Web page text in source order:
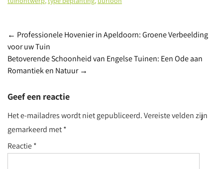
Post
navigation
← Professionele Hovenier in Apeldoorn: Groene Verbeelding
voor uw Tuin
Betoverende Schoonheid van Engelse Tuinen: Een Ode aan
Romantiek en Natuur →
Geef een reactie
Het e-mailadres wordt niet gepubliceerd.Vereiste velden zijn
gemarkeerd met*
Reactie*